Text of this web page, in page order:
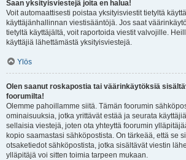
Saan yksityisviestejä joita en halua!
Voit automaattisesti poistaa yksityisviestit tietyltä
käyttäjänhallinnan viestisääntöjä. Jos saat
tietyltä käyttäjältä, voit raportoida viestit valvojille.
käyttäjiä lähettämästä yksityisviestejä.
Ylös
Olen saanut roskapostia tai väärinkäytöksiä
foorumilta!
Olemme pahoillamme siitä. Tämän foorumin
ominaisuuksia, jotka yrittävät estää ja seurata
sellaisia viestejä, joten ota yhteyttä foorumin
kopio saamastasi sähköpostista. On tärkeää, että se
otsaketiedot sähköpostista, jotka sisältävät viestin
ylläpitäjä voi sitten toimia tarpeen mukaan.